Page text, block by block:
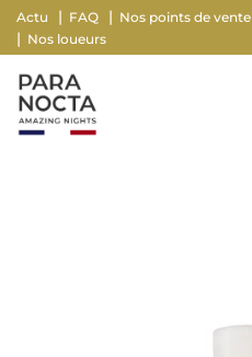
Actu FAQ
Nos points de vente
Nos loueurs